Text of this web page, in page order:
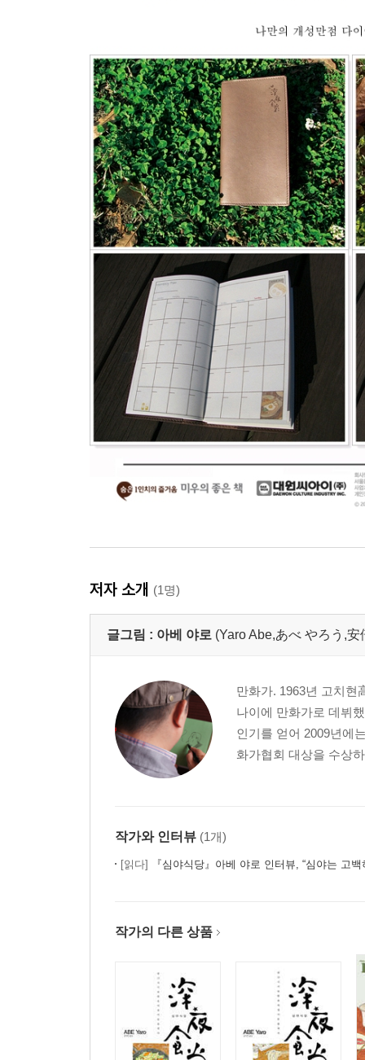
저자 소개 (1명)
글그림 : 아베 야로 (Yaro Abe,あべ やろう,安
만화가. 1963년 고치현
나이에 만화가로 데뷔
인기를 얻어 2009년에
화가협회 대상을 수상
작가와 인터뷰 (1개)
[읽다] 『심야식당』아베 야로 인터뷰, “심야는 고백
작가의 다른 상품